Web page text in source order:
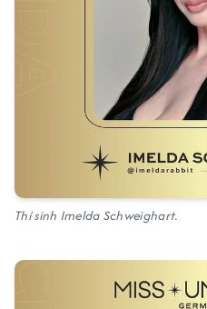
Thí sinh Imelda Schweighart.